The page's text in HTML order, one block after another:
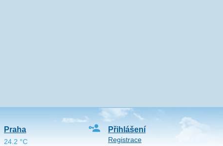
Přihlášení
Registrace
Praha
24.2 °C